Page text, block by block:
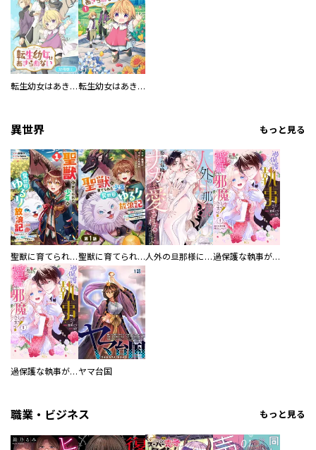
転生幼女はあきらめない【分冊版】 転生幼女はあきらめない
異世界 もっと見る
聖獣に育てられた少年の異世界ゆるり放浪記～神様からもらったチート魔法で、仲間たちとスローライフを満喫中～ 聖獣に育てられた少年の異世界ゆるり放浪記～神様からもらったチート魔法で、仲間たちとスローライフを満喫中～【分冊版】 人外の旦那様に娶られ毎晩ナカまで愛される…。アンソロジー 過保護な執事が私の婚活を邪魔してきます！ 分冊版
過保護な執事が私の婚活を邪魔してきます！ ヤマ台国
職業・ビジネス もっと見る